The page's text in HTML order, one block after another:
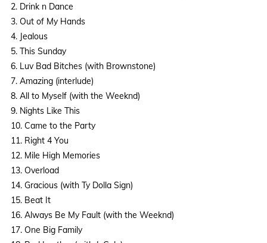
2. Drink n Dance
3. Out of My Hands
4. Jealous
5. This Sunday
6. Luv Bad Bitches (with Brownstone)
7. Amazing (interlude)
8. All to Myself (with the Weeknd)
9. Nights Like This
10. Came to the Party
11. Right 4 You
12. Mile High Memories
13. Overload
14. Gracious (with Ty Dolla Sign)
15. Beat It
16. Always Be My Fault (with the Weeknd)
17. One Big Family